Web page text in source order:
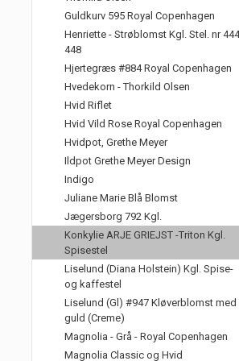
Guldkurv 595 Royal Copenhagen
Henriette - Strøblomst Kgl. Stel. nr 444
448
Hjertegræs #884 Royal Copenhagen
Hvedekorn - Thorkild Olsen
Hvid Riflet
Hvid Vild Rose Royal Copenhagen
Hvidpot, Grethe Meyer
Ildpot Grethe Meyer Design
Indigo
Juliane Marie Blå Blomst
Jægersborg 792 Kgl.
Konkylie ARJE GRIEJST -Triton Kgl.
Spisestel
Liselund (Diana Holstein) Kgl. Spise-
og kaffestel
Liselund (Gl) #947 Kløverblomst med
guld (Creme)
Magnolia - Grå - Royal Copenhagen
Magnolia Classic og Hvid